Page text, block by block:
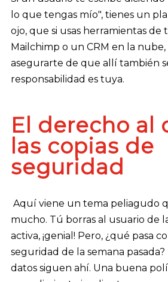
lo que tengas mío", tienes un
ojo, que si usas herramientas de
Mailchimp o un CRM en la
asegurarte de que allí también
responsabilidad es tuya.
El derecho al
las copias de
seguridad
Aquí viene un tema peliagudo
mucho. Tú borras al usuario de
activa, ¡genial! Pero, ¿qué pasa
seguridad de la semana
datos siguen ahí. Una buena